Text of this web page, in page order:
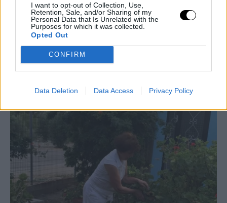
I want to opt-out of Collection, Use,
Retention, Sale, and/or Sharing of my
Personal Data that Is Unrelated with the
Purposes for which it was collected.
Opted Out
CONFIRM
Data Deletion Data Access Privacy Policy